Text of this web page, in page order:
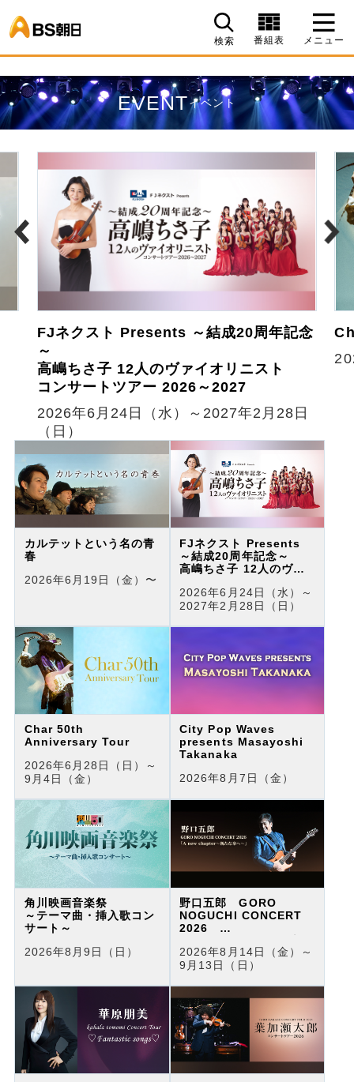
検索 番組表 メニュー
EVENTイベント
FJネクスト Presents ～結成20周年記念
～
高嶋ちさ子 12人のヴァイオリニスト
コンサートツアー 2026～2027
2026年6月24日（水）～2027年2月28日
（日）
カルテットという名の青
春
2026年6月19日（金）〜
FJネクスト Presents
～結成20周年記念～
高嶋ちさ子 12人のヴァ
コンサートツアー 2026
～2027
2026年6月24日（水）～
2027年2月28日（日）
Char 50th
Anniversary Tour
2026年6月28日（日）～
9月4日（金）
City Pop Waves
presents Masayoshi
Takanaka
2026年8月7日（金）
角川映画音楽祭
～テーマ曲・挿入歌コン
サート～
2026年8月9日（日）
野口五郎 GORO
NOGUCHI CONCERT
2026
たな章へ～」
2026年8月14日（金）～
9月13日（日）